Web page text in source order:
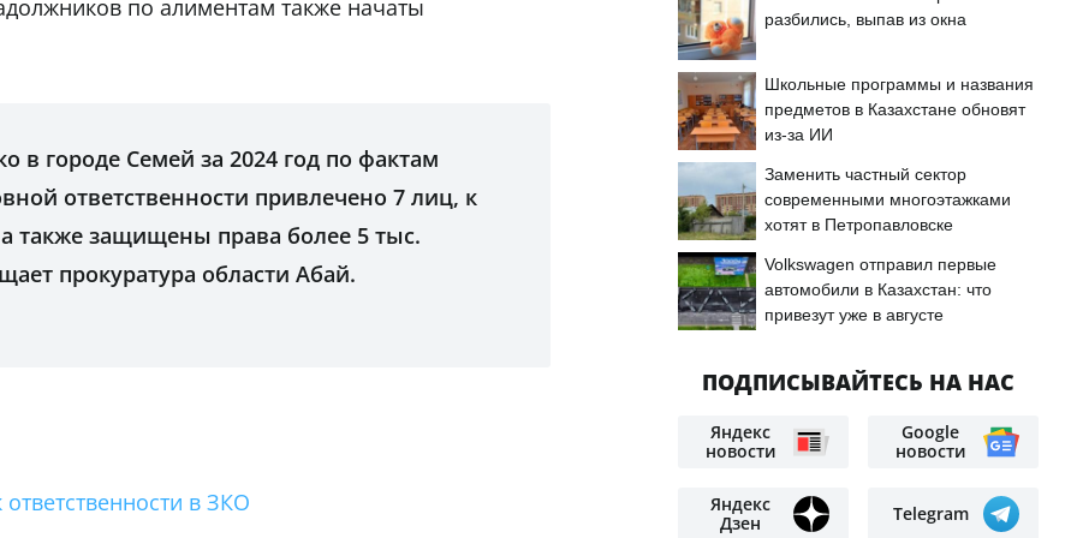
по алиментам также начаты
в городе Семей за 2024 год по фактам
ответственности привлечено 7 лиц, к
также защищены права более 5 тыс.
прокуратура области Абай.
в ЗКО
разбились, выпав из окна
Школьные программы и названия
предметов в Казахстане обновят
из-за ИИ
Заменить частный сектор
современными многоэтажками
хотят в Петропавловске
Volkswagen отправил первые
автомобили в Казахстан: что
привезут уже в августе
ПОДПИСЫВАЙТЕСЬ НА НАС
Яндекс
новости
Google
новости
Яндекс
Дзен
Telegram